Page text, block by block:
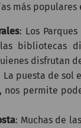
más populares
: Los
bibliotecas
disfrutan
La puesta de sol
nos permite
: Muchas de